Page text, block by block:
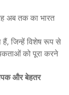
अब तक का भारत
हैं, जिन्हें विशेष रूप से
को पूरा करने
और बेहतर